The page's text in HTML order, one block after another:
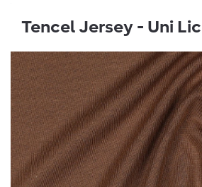
Tencel Jersey - Uni